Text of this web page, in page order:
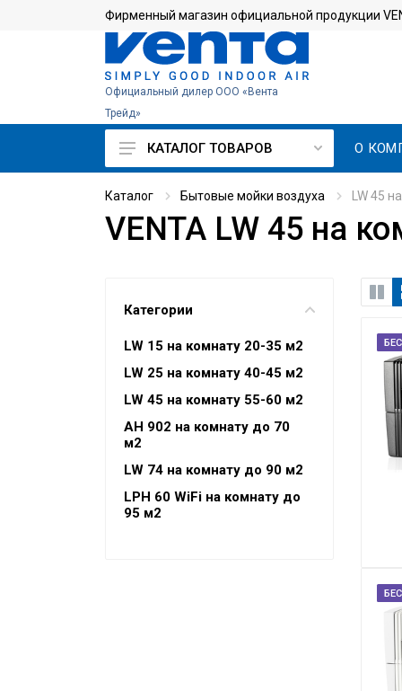
Фирменный магазин официальной продукции
Официальный дилер ООО «Вента
Трейд»
Бытовые мойки воздуха
LW 15 на комнату 20-35 м2
LW 74 на комнату до 90 м2
LPH 60 WiFi на комнату до 95
LW62 WiFi на помещение до
250м2
КАТАЛОГ ТОВАРОВ О
Каталог Бытовые мойки воздуха LW 45
VENTA LW 45 на
Категории
LW 15 на комнату 20-35 м2
LW 25 на комнату 40-45 м2
LW 45 на комнату 55-60 м2
AH 902 на комнату до 70
м2
LW 74 на комнату до 90 м2
LPH 60 WiFi на комнату до
95 м2